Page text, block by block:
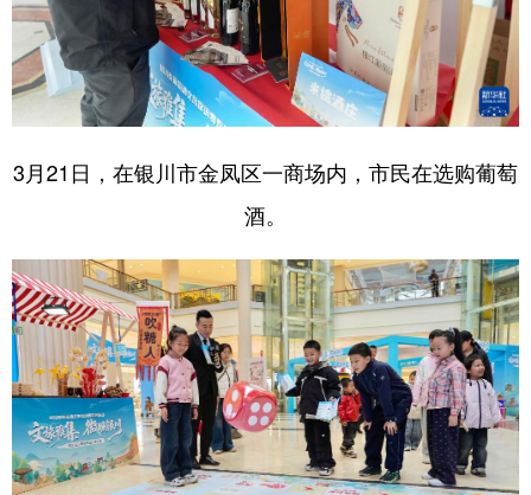
3月21日，在银川市金凤区一商场内，市民在选购葡萄
酒。